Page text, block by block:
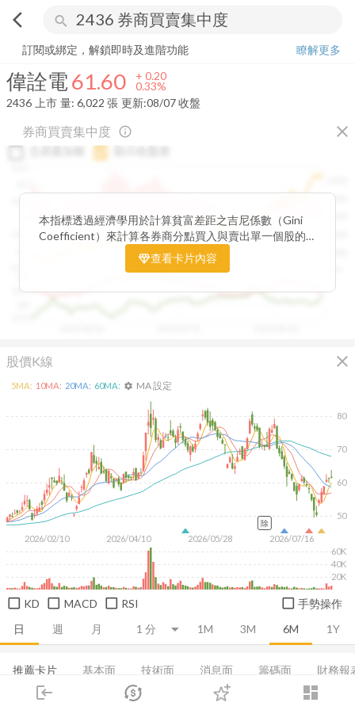
arrow_back_ios search
login dashboard
市場 登入
偉詮電 61.60 + 0.33%
訂閱或綁定，解鎖即時及進階功能
瞭解更多
偉詮電61.60 + 0.20
0.33%
2436 上市 量: 6,022 張 更新:08/07 收盤
券商買賣集中度 close
info_outline
1300
0.85
本指標透過經濟學用於計算貧富差距之吉尼係數（Gini
Coefficient）來計算各券商分點買入與賣出單一個股的
集中程度。可做為籌碼面分析的一個重要參考。
查看卡片內容
股價K線 close
日 週 月 1M 3M 6M 1Y
2026/02/10 2026/04/10 2026/05/28 2026/07/16
50
60
70
80
20K
40K
60K
5MA: 10MA: 20MA: 60MA: settings MA 設定
除
KD MACD RSI 手勢操作
推薦卡片 基本面 技術面 消息面 籌碼面 財務報
集保分布 EPS 成長能力